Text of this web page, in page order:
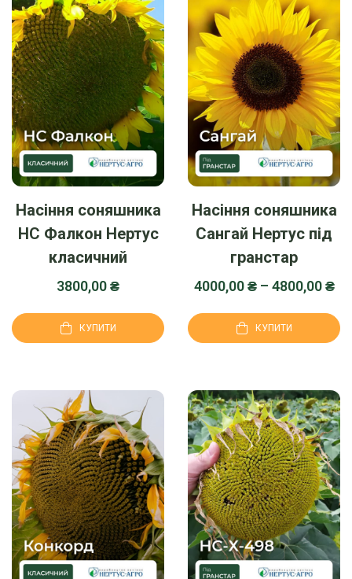
Насіння соняшника
НС Фалкон Нертус
класичний
3800,00₴
КУПИТИ
Насіння соняшника
Сангай Нертус під
гранстар
4000,00₴– 4800,00₴
КУПИТИ